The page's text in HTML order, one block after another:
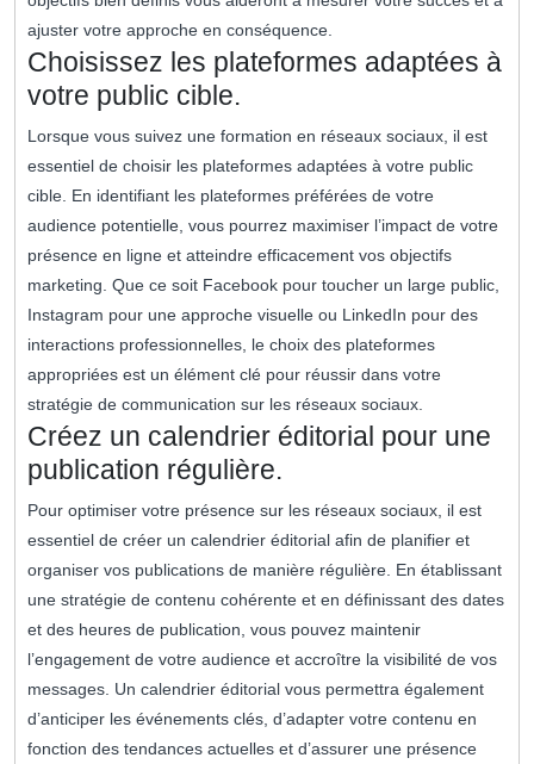
ajuster votre approche en conséquence.
Choisissez les plateformes adaptées à
votre public cible.
Lorsque vous suivez une formation en réseaux sociaux, il est
essentiel de choisir les plateformes adaptées à votre public
cible. En identifiant les plateformes préférées de votre
audience potentielle, vous pourrez maximiser l’impact de votre
présence en ligne et atteindre efficacement vos objectifs
marketing. Que ce soit Facebook pour toucher un large public,
Instagram pour une approche visuelle ou LinkedIn pour des
interactions professionnelles, le choix des plateformes
appropriées est un élément clé pour réussir dans votre
stratégie de communication sur les réseaux sociaux.
Créez un calendrier éditorial pour une
publication régulière.
Pour optimiser votre présence sur les réseaux sociaux, il est
essentiel de créer un calendrier éditorial afin de planifier et
organiser vos publications de manière régulière. En établissant
une stratégie de contenu cohérente et en définissant des dates
et des heures de publication, vous pouvez maintenir
l’engagement de votre audience et accroître la visibilité de vos
messages. Un calendrier éditorial vous permettra également
d’anticiper les événements clés, d’adapter votre contenu en
fonction des tendances actuelles et d’assurer une présence